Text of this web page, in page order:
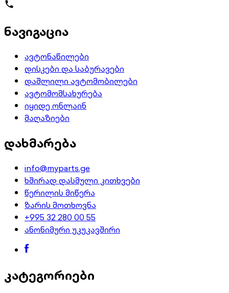
ნავიგაცია
ავტონაწილები
დისკები და საბურავები
დაშლილი ავტომობილები
ავტომომსახურება
იყიდე ონლაინ
მაღაზიები
დახმარება
info@myparts.ge
ხშირად დასმული კითხვები
წერილის მიწერა
ზარის მოთხოვნა
+995 32 280 00 55
ანონიმური უკუკავშირი
კატეგორიები